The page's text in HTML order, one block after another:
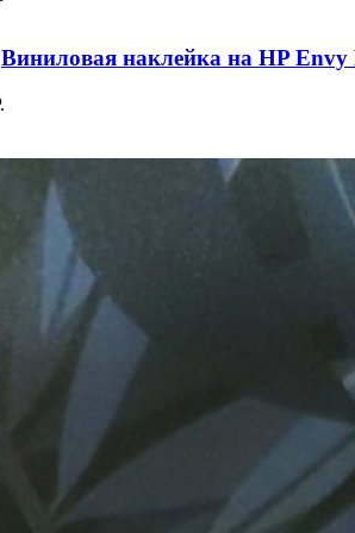
Виниловая наклейка на HP Envy